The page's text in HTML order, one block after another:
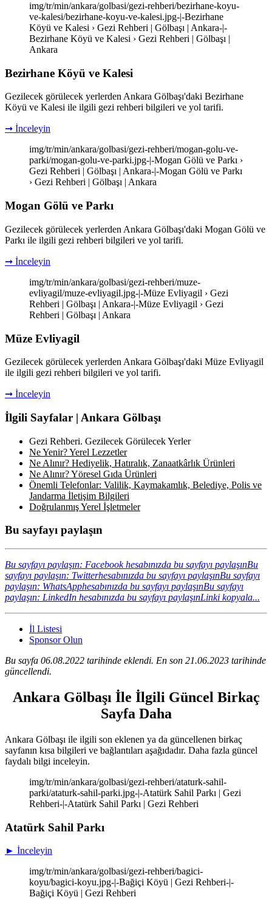
img/tr/min/ankara/golbasi/gezi-rehberi/bezirhane-koyu-
ve-kalesi/bezirhane-koyu-ve-kalesi.jpg-|-Bezirhane
Köyü ve Kalesi › Gezi Rehberi | Gölbaşı | Ankara-|-
Bezirhane Köyü ve Kalesi › Gezi Rehberi | Gölbaşı |
Ankara
Bezirhane Köyü ve Kalesi
Gezilecek görülecek yerlerden Ankara Gölbaşı'daki Bezirhane
Köyü ve Kalesi ile ilgili gezi rehberi bilgileri ve yol tarifi.
➞ İnceleyin
img/tr/min/ankara/golbasi/gezi-rehberi/mogan-golu-ve-
parki/mogan-golu-ve-parki.jpg-|-Mogan Gölü ve Parkı ›
Gezi Rehberi | Gölbaşı | Ankara-|-Mogan Gölü ve Parkı
› Gezi Rehberi | Gölbaşı | Ankara
Mogan Gölü ve Parkı
Gezilecek görülecek yerlerden Ankara Gölbaşı'daki Mogan Gölü ve
Parkı ile ilgili gezi rehberi bilgileri ve yol tarifi.
➞ İnceleyin
img/tr/min/ankara/golbasi/gezi-rehberi/muze-
evliyagil/muze-evliyagil.jpg-|-Müze Evliyagil › Gezi
Rehberi | Gölbaşı | Ankara-|-Müze Evliyagil › Gezi
Rehberi | Gölbaşı | Ankara
Müze Evliyagil
Gezilecek görülecek yerlerden Ankara Gölbaşı'daki Müze Evliyagil
ile ilgili gezi rehberi bilgileri ve yol tarifi.
➞ İnceleyin
İlgili Sayfalar | Ankara Gölbaşı
Gezi Rehberi. Gezilecek Görülecek Yerler
Ne Yenir? Yerel Lezzetler
Ne Alınır? Hediyelik, Hatıralık, Zanaatkârlık Ürünleri
Ne Alınır? Yöresel Gıda Ürünleri
Önemli Telefonlar: Valilik, Kaymakamlık, Belediye, Polis ve
Jandarma İletişim Bilgileri
Doğrulanmış Yerel İşletmeler
Bu sayfayı paylaşın
Bu sayfayı paylaşın: Facebook hesabınızda bu sayfayı paylaşınBu
sayfayı paylaşın: Twitterhesabınızda bu sayfayı paylaşınBu sayfayı
paylaşın: WhatsApphesabınızda bu sayfayı paylaşınBu sayfayı
paylaşın: LinkedIn hesabınızda bu sayfayı paylaşınLinki kopyala...
İl Listesi
Sponsor Olun
Bu sayfa 06.08.2022 tarihinde eklendi. En son 21.06.2023 tarihinde
güncellendi.
Ankara Gölbaşı İle İlgili Güncel Birkaç
Sayfa Daha
Ankara Gölbaşı ile ilgili son eklenen ya da güncellenen birkaç
sayfanın kısa bilgileri ve bağlantıları aşağıdadır. Daha fazla güncel
faydalı bilgi inceleyin.
img/tr/min/ankara/golbasi/gezi-rehberi/ataturk-sahil-
parki/ataturk-sahil-parki.jpg-|-Atatürk Sahil Parkı | Gezi
Rehberi-|-Atatürk Sahil Parkı | Gezi Rehberi
Atatürk Sahil Parkı
► İnceleyin
img/tr/min/ankara/golbasi/gezi-rehberi/bagici-
koyu/bagici-koyu.jpg-|-Bağiçi Köyü | Gezi Rehberi-|-
Bağiçi Köyü | Gezi Rehberi